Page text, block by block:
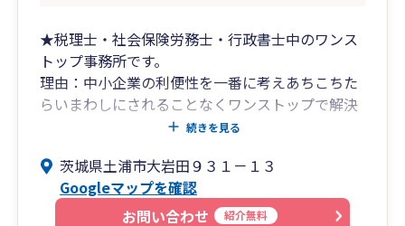
★税理士・社会保険労務士・行政書士中のワンス
トップ事務所です。
理由：中小企業の利便性を一番に考えあちこちた
らいまわしにされることなくワンストップで解決
こにくればほとんど解決できる体制を整えていま
す。 司法書士、弁護士とは連携体制をひいてお
ります。 公認会計士の先生には非常勤として協
続きを見る
茨城県土浦市大岩田９３１－１３
Googleマップを確認
お問い合わせ
紹介無料